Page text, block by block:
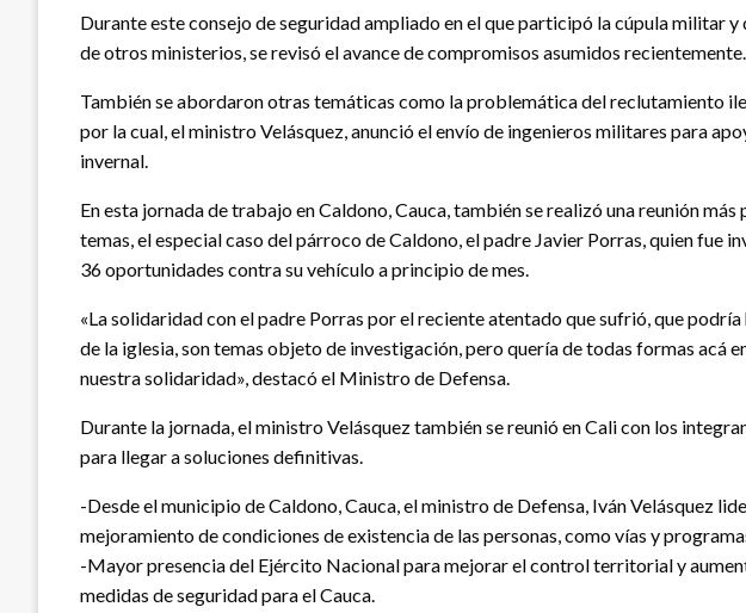
Durante este consejo de seguridad ampliado en el que participó la cúpula militar
de otros ministerios, se revisó el avance de compromisos asumidos recientemente.
También se abordaron otras temáticas como la problemática del reclutamiento
por la cual, el ministro Velásquez, anunció el envío de ingenieros militares para
invernal.
En esta jornada de trabajo en Caldono, Cauca, también se realizó una reunión
temas, el especial caso del párroco de Caldono, el padre Javier Porras, quien
36 oportunidades contra su vehículo a principio de mes.
«La solidaridad con el padre Porras por el reciente atentado que sufrió, que
de la iglesia, son temas objeto de investigación, pero quería de todas formas acá
nuestra solidaridad», destacó el Ministro de Defensa.
Durante la jornada, el ministro Velásquez también se reunió en Cali con los
para llegar a soluciones definitivas.
-Desde el municipio de Caldono, Cauca, el ministro de Defensa, Iván Velásquez
mejoramiento de condiciones de existencia de las personas, como vías y
-Mayor presencia del Ejército Nacional para mejorar el control territorial y
medidas de seguridad para el Cauca.